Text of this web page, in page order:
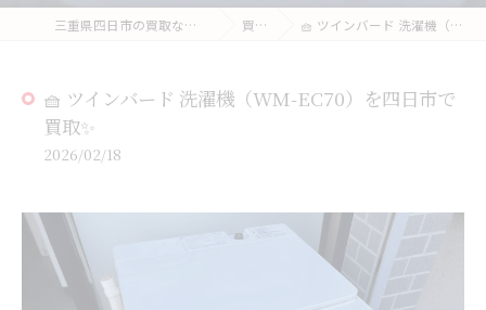
三重県四日市の買取なら買取マクサス 三重四日市店 買取実績 🧺 ツインバード 洗濯機（WM-EC70）を四日市で買取✨
🧺 ツインバード 洗濯機（WM-EC70）を四日市で
買取✨
2026/02/18